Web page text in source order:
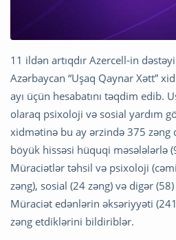
11 ildən artıqdır Azercell-in
Azərbaycan “Uşaq Qaynar Xətt”
ayı üçün hesabatını təqdim edib.
olaraq psixoloji və sosial yardım
xidmətinə bu ay ərzində 375 zəng
böyük hissəsi hüquqi məsələlərlə
Müraciətlər təhsil və psixoloji
zəng), sosial (24 zəng) və digər
Müraciət edənlərin əksəriyyəti
zəng etdiklərini bildiriblər.